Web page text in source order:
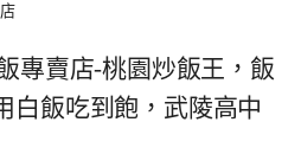
專賣店-桃園炒飯王，飯
白飯吃到飽，武陵高中